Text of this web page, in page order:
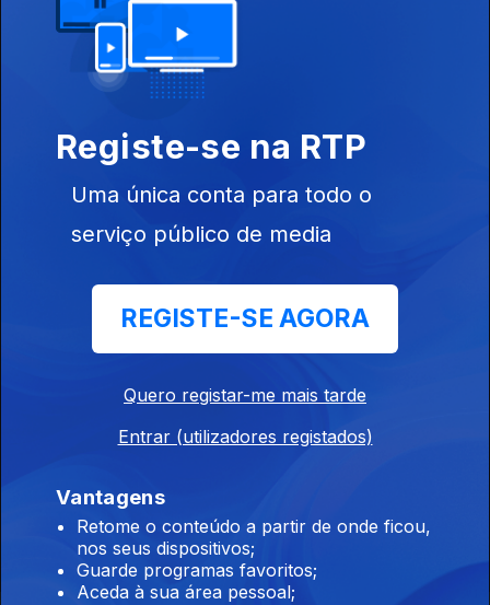
Ep. 2
Ep. 1
1ª Semifinal
Registe-se na RTP
Uma única conta para todo o
serviço público de media
REGISTE-SE AGORA
Quero registar-me mais tarde
Entrar (utilizadores registados)
Vantagens
Retome o conteúdo a partir de onde ficou,
nos seus dispositivos;
Guarde programas favoritos;
Aceda à sua área pessoal;